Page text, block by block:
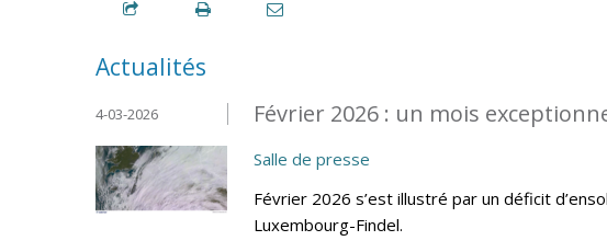
Actualités
Février 2026 : un mois
4-03-2026
Salle de presse
Février 2026 s’est illustré par un déficit
Luxembourg-Findel.